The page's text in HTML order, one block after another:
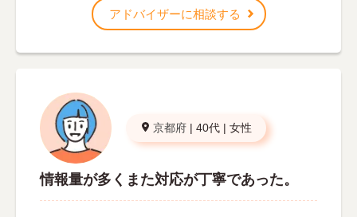
アドバイザーに相談する
京都府 | 40代 | 女性
情報量が多くまた対応が丁寧であった。